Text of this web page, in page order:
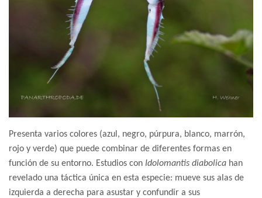
Presenta varios colores (azul, negro, púrpura, blanco, marrón,
rojo y verde) que puede combinar de diferentes formas en
función de su entorno. Estudios con Idolomantis diabolica han
revelado una táctica única en esta especie: mueve sus alas de
izquierda a derecha para asustar y confundir a sus